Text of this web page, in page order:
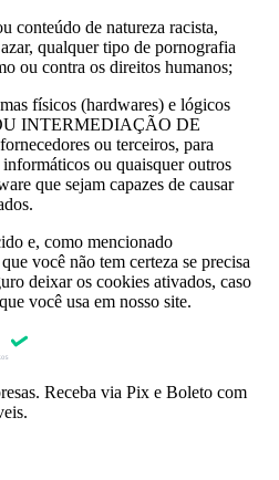
conteúdo de natureza racista,
qualquer tipo de pornografia
ou contra os direitos humanos;
físicos (hardwares) e lógicos
INTERMEDIAÇÃO DE
ou terceiros, para
ou quaisquer outros
que sejam capazes de causar
e, como mencionado
você não tem certeza se precisa
deixar os cookies ativados, caso
você usa em nosso site.
Receba via Pix e Boleto com